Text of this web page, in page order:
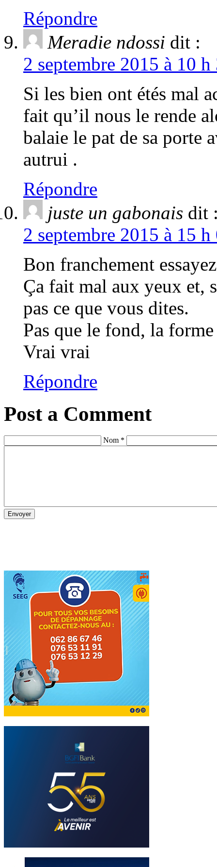
Répondre
Meradie ndossi dit :
2 septembre 2015 à 10
Si les bien ont étés mal
fait qu’il nous le rende
balaie le pat de sa porte
autrui .
Répondre
juste un gabonais dit
2 septembre 2015 à 15
Bon franchement
Ça fait mal aux yeux et,
pas ce que vous dites.
Pas que le fond, la
Vrai vrai
Répondre
Post a Comment
Nom *